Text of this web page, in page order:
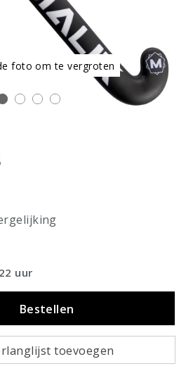
foto om te vergroten
uur
Bestellen
toevoegen